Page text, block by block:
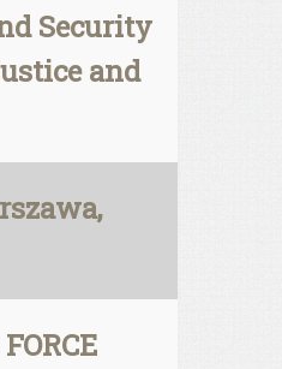
Security
and